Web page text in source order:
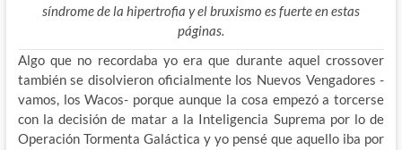
síndrome de la hipertrofia y el bruxismo es fuerte en estas
páginas.
Algo que no recordaba yo era que durante aquel crossover
también se disolvieron oficialmente los Nuevos Vengadores -
vamos, los Wacos- porque aunque la cosa empezó a torcerse
con la decisión de matar a la Inteligencia Suprema por lo de
Operación Tormenta Galáctica y yo pensé que aquello iba por